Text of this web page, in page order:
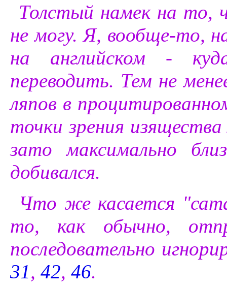
Толстый намек на то,
не могу. Я, вообще-то,
на английском -
переводить. Тем не
ляпов в
точки зрения
зато максимально
добивался.
Что же касается
то, как обычно,
последовательно
31, 42, 46.